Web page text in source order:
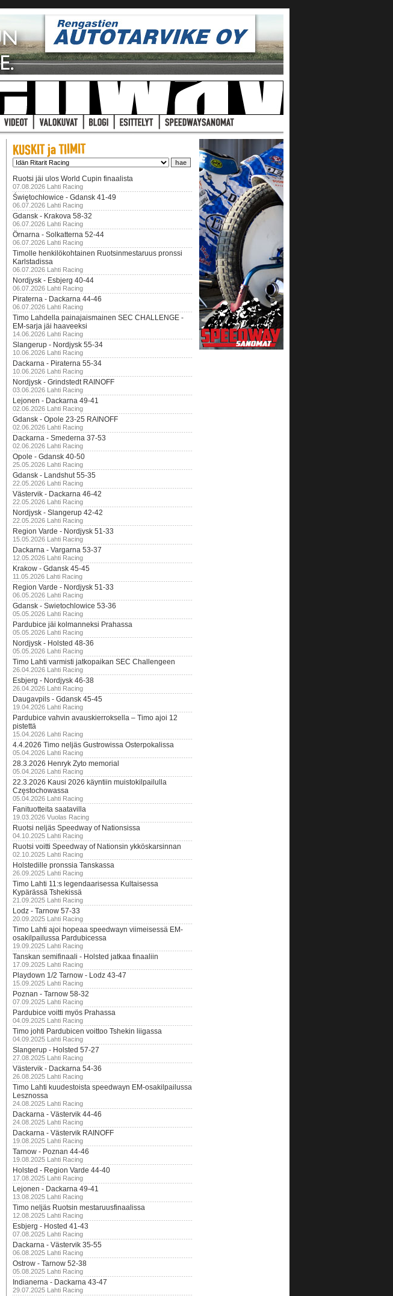
Ruotsi jäi ulos World Cupin finaalista
07.08.2026 Lahti Racing
Świętochłowice - Gdansk 41-49
06.07.2026 Lahti Racing
Gdansk - Krakova 58-32
06.07.2026 Lahti Racing
Örnarna - Solkatterna 52-44
06.07.2026 Lahti Racing
Timolle henkilökohtainen Ruotsinmestaruus pronssi
Karlstadissa
06.07.2026 Lahti Racing
Nordjysk - Esbjerg 40-44
06.07.2026 Lahti Racing
Piraterna - Dackarna 44-46
06.07.2026 Lahti Racing
Timo Lahdella painajaismainen SEC CHALLENGE -
EM-sarja jäi haaveeksi
14.06.2026 Lahti Racing
Slangerup - Nordjysk 55-34
10.06.2026 Lahti Racing
Dackarna - Piraterna 55-34
10.06.2026 Lahti Racing
Nordjysk - Grindstedt RAINOFF
03.06.2026 Lahti Racing
Lejonen - Dackarna 49-41
02.06.2026 Lahti Racing
Gdansk - Opole 23-25 RAINOFF
02.06.2026 Lahti Racing
Dackarna - Smederna 37-53
02.06.2026 Lahti Racing
Opole - Gdansk 40-50
25.05.2026 Lahti Racing
Gdansk - Landshut 55-35
22.05.2026 Lahti Racing
Västervik - Dackarna 46-42
22.05.2026 Lahti Racing
Nordjysk - Slangerup 42-42
22.05.2026 Lahti Racing
Region Varde - Nordjysk 51-33
15.05.2026 Lahti Racing
Dackarna - Vargarna 53-37
12.05.2026 Lahti Racing
Krakow - Gdansk 45-45
11.05.2026 Lahti Racing
Region Varde - Nordjysk 51-33
06.05.2026 Lahti Racing
Gdansk - Swietochlowice 53-36
05.05.2026 Lahti Racing
Pardubice jäi kolmanneksi Prahassa
05.05.2026 Lahti Racing
Nordjysk - Holsted 48-36
05.05.2026 Lahti Racing
Timo Lahti varmisti jatkopaikan SEC Challengeen
26.04.2026 Lahti Racing
Esbjerg - Nordjysk 46-38
26.04.2026 Lahti Racing
Daugavpils - Gdansk 45-45
19.04.2026 Lahti Racing
Pardubice vahvin avauskierroksella – Timo ajoi 12
pistettä
15.04.2026 Lahti Racing
4.4.2026 Timo neljäs Gustrowissa Osterpokalissa
05.04.2026 Lahti Racing
28.3.2026 Henryk Zyto memorial
05.04.2026 Lahti Racing
22.3.2026 Kausi 2026 käyntiin muistokilpailulla
Częstochowassa
05.04.2026 Lahti Racing
Fanituotteita saatavilla
19.03.2026 Vuolas Racing
Ruotsi neljäs Speedway of Nationsissa
04.10.2025 Lahti Racing
Ruotsi voitti Speedway of Nationsin ykköskarsinnan
02.10.2025 Lahti Racing
Holstedille pronssia Tanskassa
26.09.2025 Lahti Racing
Timo Lahti 11:s legendaarisessa Kultaisessa
Kypärässä Tshekissä
21.09.2025 Lahti Racing
Lodz - Tarnow 57-33
20.09.2025 Lahti Racing
Timo Lahti ajoi hopeaa speedwayn viimeisessä EM-
osakilpailussa Pardubicessa
19.09.2025 Lahti Racing
Tanskan semifinaali - Holsted jatkaa finaaliin
17.09.2025 Lahti Racing
Playdown 1/2 Tarnow - Lodz 43-47
15.09.2025 Lahti Racing
Poznan - Tarnow 58-32
07.09.2025 Lahti Racing
Pardubice voitti myös Prahassa
04.09.2025 Lahti Racing
Timo johti Pardubicen voittoo Tshekin liigassa
04.09.2025 Lahti Racing
Slangerup - Holsted 57-27
27.08.2025 Lahti Racing
Västervik - Dackarna 54-36
26.08.2025 Lahti Racing
Timo Lahti kuudestoista speedwayn EM-osakilpailussa
Lesznossa
24.08.2025 Lahti Racing
Dackarna - Västervik 44-46
24.08.2025 Lahti Racing
Dackarna - Västervik RAINOFF
19.08.2025 Lahti Racing
Tarnow - Poznan 44-46
19.08.2025 Lahti Racing
Holsted - Region Varde 44-40
17.08.2025 Lahti Racing
Lejonen - Dackarna 49-41
13.08.2025 Lahti Racing
Timo neljäs Ruotsin mestaruusfinaalissa
12.08.2025 Lahti Racing
Esbjerg - Hosted 41-43
07.08.2025 Lahti Racing
Dackarna - Västervik 35-55
06.08.2025 Lahti Racing
Ostrow - Tarnow 52-38
05.08.2025 Lahti Racing
Indianerna - Dackarna 43-47
29.07.2025 Lahti Racing